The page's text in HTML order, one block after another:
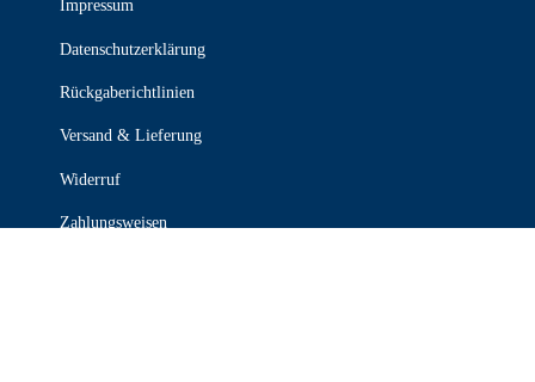
Impressum
Datenschutzerklärung
Rückgaberichtlinien
Versand & Lieferung
Widerruf
Zahlungsweisen